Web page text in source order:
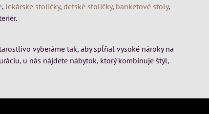
, lekárske stoličky,detské stoličky, banketové stoly,
vyberáme tak, aby spĺňal vysoké nároky na
u nás nájdete nábytok, ktorý kombinuje štýl,